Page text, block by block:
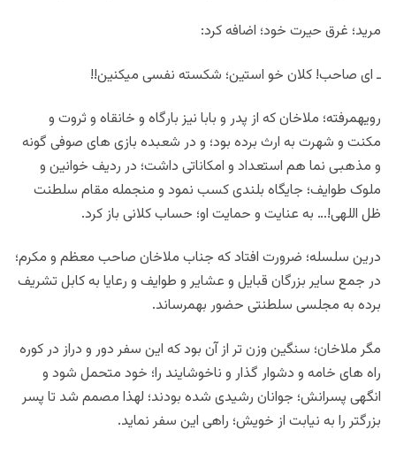
مرید؛ غرق حیرت خود؛ اضافه کرد:
ـ ای صاحب! کلان خو استین؛ شکسته نفسی میکنین!!
رویهمرفته؛ ملاخان که از پدر و بابا نیز بارگاه و خانقاه و ثروت و
مکنت و شهرت به ارث برده بود؛ و در شعبده بازی های صوفی گونه
و مذهبی نما هم استعداد و امکاناتی داشت؛ در ردیف خوانین و
ملوک طوایف؛ جایگاه بلندی کسب نمود و منجمله مقام سلطنت
ظل اللهی!… به عنایت و حمایت او؛ حساب کلانی باز کرد.
درین سلسله؛ ضرورت افتاد که جناب ملاخان صاحب معظم و مکرم؛
در جمع سایر بزرگان قبایل و عشایر و طوایف و رعایا به کابل تشریف
برده به مجلسی سلطنتی حضور بهمرساند.
مگر ملاخان؛ سنگین وزن تر از آن بود که این سفر دور و دراز در کوره
راه های خامه و دشوار گذار و ناخوشایند را؛ خود متحمل شود و
انگهی پسرانش؛ جوانان رشیدی شده بودند؛ لهذا مصمم شد تا پسر
بزرگتر را به نیابت از خویش؛ راهی این سفر نماید.